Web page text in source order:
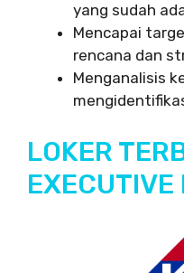
yang sudah
Mencapai
rencana dan
Menganalisis
LOKER